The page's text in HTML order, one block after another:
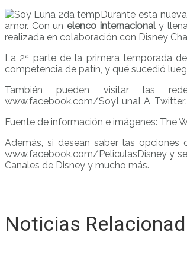
Durante esta
amor. Con un elenco internacionaly
realizada en colaboración con Disney
La 2ª parte de la primera temporada de
competencia de patín, y qué sucedió
También pueden visitar las
www.facebook.com/SoyLunaLA,
Fuente de información e imágenes: The
Además, si desean saber las opciones
www.facebook.com/PeliculasDisney y
Canales de Disney y mucho más.
Noticias